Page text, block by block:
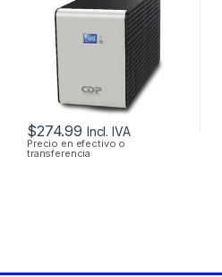
CON LCD
$274.99 Incl. IVA
Precio en efectivo o
transferencia